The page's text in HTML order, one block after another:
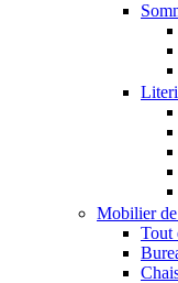
Mobilier de
Tout